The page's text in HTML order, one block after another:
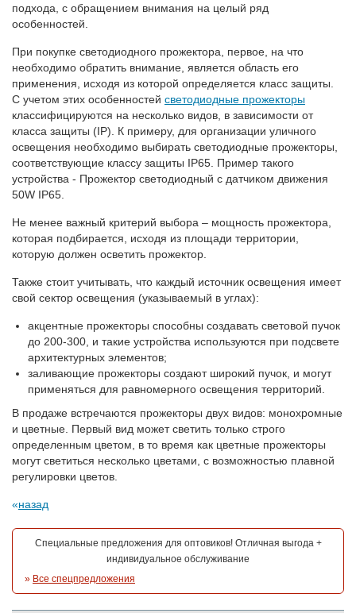
подхода, с обращением внимания на целый ряд
особенностей.
При покупке светодиодного прожектора, первое, на что
необходимо обратить внимание, является область его
применения, исходя из которой определяется класс защиты.
С учетом этих особенностей светодиодные прожекторы
классифицируются на несколько видов, в зависимости от
класса защиты (IP). К примеру, для организации уличного
освещения необходимо выбирать светодиодные прожекторы,
соответствующие классу защиты IP65. Пример такого
устройства - Прожектор светодиодный с датчиком движения
50W IP65.
Не менее важный критерий выбора – мощность прожектора,
которая подбирается, исходя из площади территории,
которую должен осветить прожектор.
Также стоит учитывать, что каждый источник освещения имеет
свой сектор освещения (указываемый в углах):
акцентные прожекторы способны создавать световой пучок
до 200-300, и такие устройства используются при подсвете
архитектурных элементов;
заливающие прожекторы создают широкий пучок, и могут
применяться для равномерного освещения территорий.
В продаже встречаются прожекторы двух видов: монохромные
и цветные. Первый вид может светить только строго
определенным цветом, в то время как цветные прожекторы
могут светиться несколько цветами, с возможностью плавной
регулировки цветов.
назад
Специальные предложения для оптовиков! Отличная выгода +
индивидуальное обслуживание
» Все спецпредложения